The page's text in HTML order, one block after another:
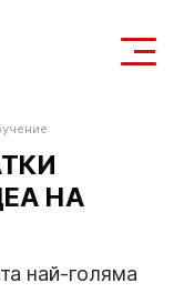
НА
най-голяма